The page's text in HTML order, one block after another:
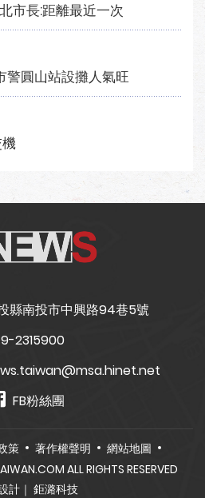
市長:距離最近一次
警圓山站設攤人氣旺
縣南投市中興路94巷5號
2315900
FB粉絲團
策 著作權聲明
網站地圖
ALL RIGHTS RESERVED
計｜ 鉅潞科技